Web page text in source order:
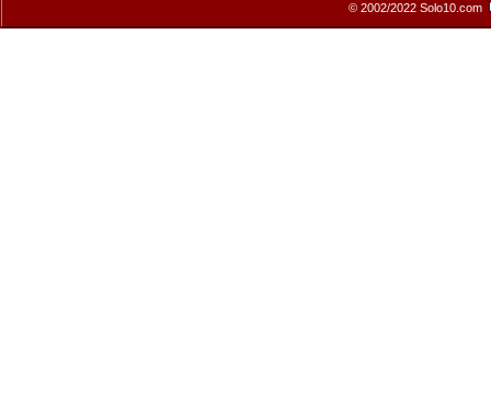
© 2002/2022 Solo10.com